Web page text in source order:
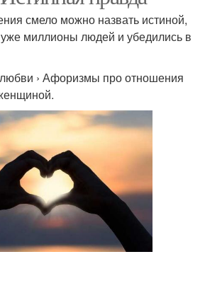
смело можно назвать истиной,
миллионы людей и убедились в
› Афоризмы про отношения